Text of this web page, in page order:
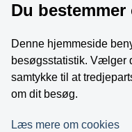
Whistleblowerordning
Følg os på
Du
Denne hjemmeside
besøgsstatistik. Vælger
samtykke til at
om dit besøg.
Læs mere om cookies